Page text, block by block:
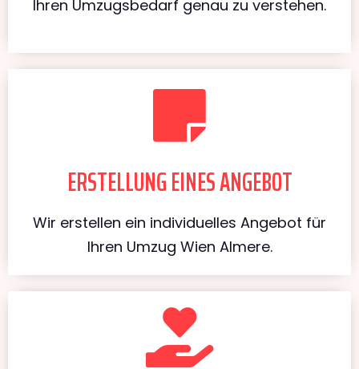
Ihren Umzugsbedarf genau zu verstehen.
ERSTELLUNG EINES ANGEBOT
Wir erstellen ein individuelles Angebot für
Ihren Umzug Wien Almere.